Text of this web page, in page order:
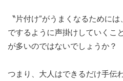
〝片付け″がうまくなるために
でするように声掛けしていくこ
が多いのではないでしょうか？
つまり、大人はできるだけ手伝